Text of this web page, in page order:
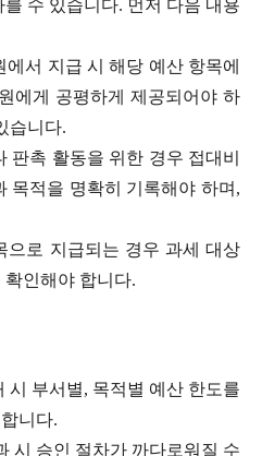
수 있습니다. 먼저 다음 내용
에서 지급 시 해당 예산 항목에
에게 공평하게 제공되어야 하
습니다.
판촉 활동을 위한 경우 접대비
목적을 명확히 기록해야 하며,
으로 지급되는 경우 과세 대상
인해야 합니다.
시 부서별, 목적별 예산 한도를
니다.
시 승인 절차가 까다로워질 수